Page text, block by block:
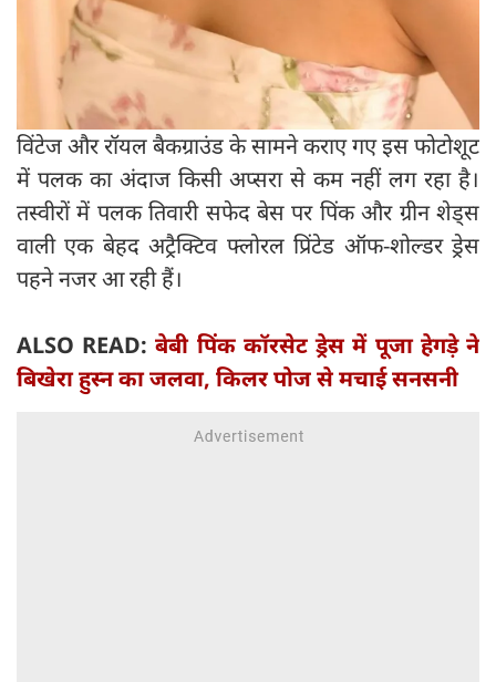
विंटेज और रॉयल बैकग्राउंड के सामने कराए गए इस फोटोशूट
में पलक का अंदाज किसी अप्सरा से कम नहीं लग रहा है।
तस्वीरों में पलक तिवारी सफेद बेस पर पिंक और ग्रीन शेड्स
वाली एक बेहद अट्रैक्टिव फ्लोरल प्रिंटेड ऑफ-शोल्डर ड्रेस
पहने नजर आ रही हैं।
ALSO READ:बेबी पिंक कॉरसेट ड्रेस में पूजा हेगड़े ने
बिखेरा हुस्न का जलवा, किलर पोज से मचाई सनसनी